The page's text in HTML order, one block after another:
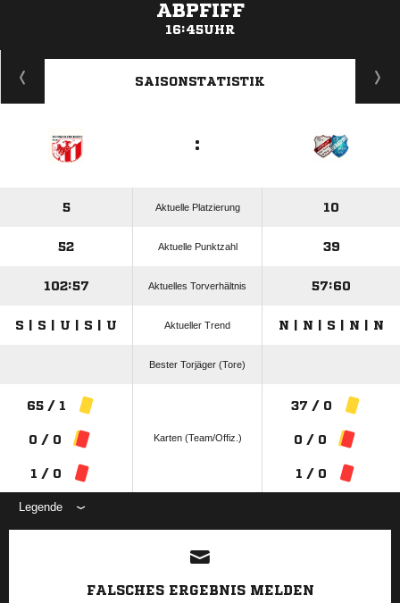
ABPFIFF
16:45UHR
ANZEIGE
SAISONSTATISTIK
:
5 Aktuelle Platzierung 10
52 Aktuelle Punktzahl 39
102:57 Aktuelles Torverhältnis 57:60
S | S | U | S | U Aktueller Trend N | N | S | N | N
Bester Torjäger (Tore)
65 / 1
0 / 0
1 / 0
Karten (Team/Offiz.)
37 / 0
0 / 0
1 / 0
Legende
ANZEIGE
FALSCHES ERGEBNIS MELDEN